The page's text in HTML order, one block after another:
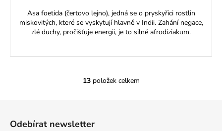
Asa foetida (čertovo lejno), jedná se o pryskyřici rostlin
miskovitých, které se vyskytují hlavně v Indii. Zahání negace,
zlé duchy, pročišťuje energii, je to silné afrodiziakum.
O
v
13položek celkem
Odebírat newsletter